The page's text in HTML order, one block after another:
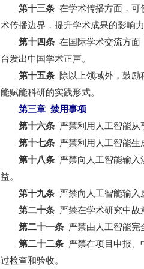
第十三条 在学术传播方面，可
术传播边界，提升学术成果的影响
第十四条 在国际学术交流方面
台发出中国学术正声。
第十五条 除以上领域外，鼓励
能赋能科研的实践形式。
第三章 禁用事项
第十六条 严禁利用人工智能从
第十七条 严禁利用人工智能生
第十八条 严禁向人工智能输入
益。
第十九条 严禁向人工智能输入
第二十条 严禁在学术研究中故
第二十一条 严禁由人工智能完
第二十二条 严禁在项目申报、
过检查和验收。